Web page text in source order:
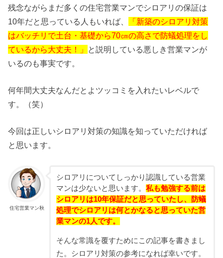
残念ながらまだ多くの住宅営業マンでシロアリの保証は
10年だと思っている人もいれば、
「新築のシロアリ対策
はバッチリで土台・基礎から70㎝の高さで防蟻処理をし
ているから大丈夫！」
と説明している悪しき営業マンが
いるのも事実です。
何年間大丈夫なんだとよツッコミを入れたいレベルで
す。（笑）
今回は正しいシロアリ対策の知識を知っていただければ
と思います。
住宅営業マン秋
シロアリについてしっかり認識している営業
マンは少ないと思います。 私も勉強する前は
シロアリは10年保証だと思っていたし、防蟻
処理でシロアリは何とかなると思っていた営
業マンの1人です。
そんな常識を覆すためにこの記事を書きまし
た。シロアリ対策の参考になれば幸いです。